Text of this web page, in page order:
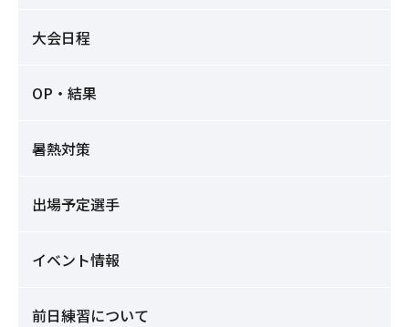
大会日程
OP・結果
暑熱対策
出場予定選手
イベント情報
前日練習について